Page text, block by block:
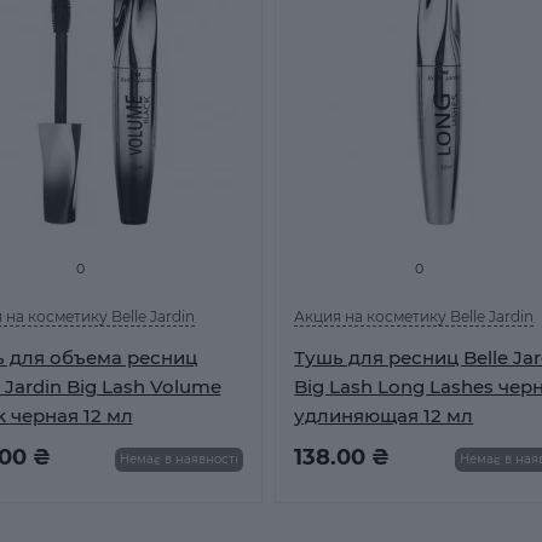
0
на косметику Belle Jardin
для объема ресниц
Jardin Big Lash Volume
черная 12 мл
₴ Немає в наявності
0
Акция на косметику Belle Jardin
Тушь для ресниц Belle
Big Lash Long Lashes
удлиняющая 12 мл
138.00 ₴ Немає в